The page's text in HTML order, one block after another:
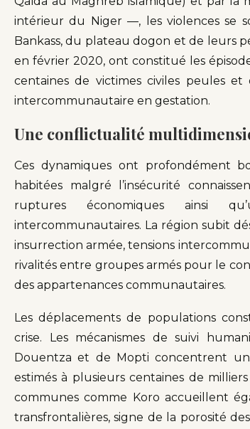
intérieur du Niger —, les violences se
Bankass, du plateau dogon et de leurs
en février 2020, ont constitué les
centaines de victimes civiles peules
intercommunautaire en gestation.
Une conflictualité
Ces dynamiques ont profondément
habitées malgré l’insécurité
ruptures économiques ainsi
intercommunautaires. La région subit
insurrection armée, tensions
rivalités entre groupes armés pour le
des appartenances communautaires.
Les déplacements de populations
crise. Les mécanismes de suivi
Douentza et de Mopti concentrent
estimés à plusieurs centaines de
communes comme Koro accueillent
transfrontalières, signe de la porosité